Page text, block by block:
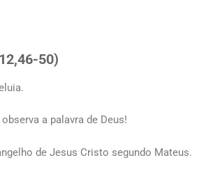
50)
a palavra de Deus!
de Jesus Cristo segundo Mateus.